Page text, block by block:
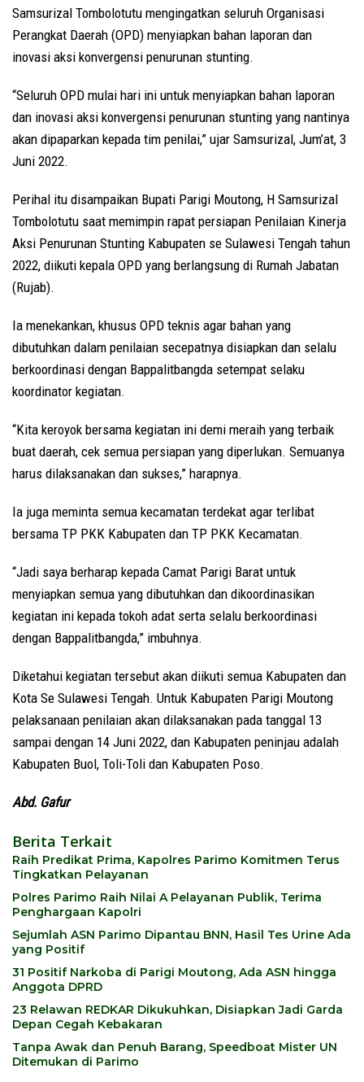
Samsurizal Tombolotutu mengingatkan seluruh Organisasi
Perangkat Daerah (OPD) menyiapkan bahan laporan dan
inovasi aksi konvergensi penurunan stunting.
“Seluruh OPD mulai hari ini untuk menyiapkan bahan laporan
dan inovasi aksi konvergensi penurunan stunting yang nantinya
akan dipaparkan kepada tim penilai,” ujar Samsurizal, Jum’at, 3
Juni 2022.
Perihal itu disampaikan Bupati Parigi Moutong, H Samsurizal
Tombolotutu saat memimpin rapat persiapan Penilaian Kinerja
Aksi Penurunan Stunting Kabupaten se Sulawesi Tengah tahun
2022, diikuti kepala OPD yang berlangsung di Rumah Jabatan
(Rujab).
Ia menekankan, khusus OPD teknis agar bahan yang
dibutuhkan dalam penilaian secepatnya disiapkan dan selalu
berkoordinasi dengan Bappalitbangda setempat selaku
koordinator kegiatan.
“Kita keroyok bersama kegiatan ini demi meraih yang terbaik
buat daerah, cek semua persiapan yang diperlukan. Semuanya
harus dilaksanakan dan sukses,” harapnya.
Ia juga meminta semua kecamatan terdekat agar terlibat
bersama TP PKK Kabupaten dan TP PKK Kecamatan.
“Jadi saya berharap kepada Camat Parigi Barat untuk
menyiapkan semua yang dibutuhkan dan dikoordinasikan
kegiatan ini kepada tokoh adat serta selalu berkoordinasi
dengan Bappalitbangda,” imbuhnya.
Diketahui kegiatan tersebut akan diikuti semua Kabupaten dan
Kota Se Sulawesi Tengah. Untuk Kabupaten Parigi Moutong
pelaksanaan penilaian akan dilaksanakan pada tanggal 13
sampai dengan 14 Juni 2022, dan Kabupaten peninjau adalah
Kabupaten Buol, Toli-Toli dan Kabupaten Poso.
Abd. Gafur
Berita Terkait
Raih Predikat Prima, Kapolres Parimo Komitmen Terus
Tingkatkan Pelayanan
Polres Parimo Raih Nilai A Pelayanan Publik, Terima
Penghargaan Kapolri
Sejumlah ASN Parimo Dipantau BNN, Hasil Tes Urine Ada
yang Positif
31 Positif Narkoba di Parigi Moutong, Ada ASN hingga
Anggota DPRD
23 Relawan REDKAR Dikukuhkan, Disiapkan Jadi Garda
Depan Cegah Kebakaran
Tanpa Awak dan Penuh Barang, Speedboat Mister UN
Ditemukan di Parimo